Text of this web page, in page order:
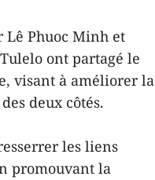
Lê Phuoc Minh et
ont partagé le
visant à améliorer la
deux côtés.
les liens
promouvant la